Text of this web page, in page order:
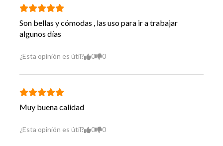
Son bellas y cómodas , las uso para ir a trabajar
algunos días
¿Esta opinión es útil? 0 0
Muy buena calidad
¿Esta opinión es útil? 0 0